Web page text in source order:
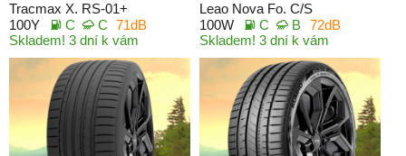
Tracmax X. RS-01+
100Y
C C 71dB
Skladem! 3 dní k vám
Leao Nova Fo. C/S
100W
C B 72dB
Skladem! 3 dní k vám